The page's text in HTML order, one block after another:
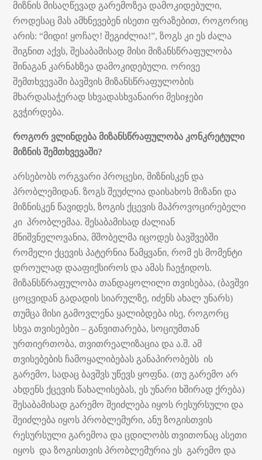
მიზნის მისაღწევად გარემოზეა დამოკიდებული,
როდესაც მას ამხნევებენ ისეთი ფრაზებით, როგორიც
არის: “მიდი! ყოჩაღ! შეგიძლია!”, ზოგს კი ეს ძალა
შიგნით აქვს, შესაბამისად მისი მიზანსწრაფულობა
შინაგან კარნახზეა დამოკიდებული. ორივე
შემთხვევაში ბავშვის მიზანსწრაფულობის
მხარდასაჭერად სხვადასხვანაირი მესიჯები
გვჭირდება.
როგორ ვლინდება მიზანსწრაფულობა კონკრეტული
მიზნის შემთხვევაში?
არსებობს ორგვარი პროცესი, მიზნისკენ და
პრობლემიდან. ზოგს შეუძლია დაისახოს მიზანი და
მიზნისკენ წავიდეს, ზოგის ქცევის მაპროვოცირებელი
კი პრობლემაა. შესაბამისად ძალიან
მნიშვნელოვანია, მშობელმა იცოდეს ბავშვებში
რომელი ქცევის პატერნია წამყვანი, რომ ეს მომენტი
დროულად დააფიქსიროს და ამას ჩაეჭიდოს.
მიზანსწრაფულობა თანდაყოლილი თვისებაა, (ბავშვი
ცოცვიდან გადადის სიარულზე, იძენს ახალ უნარს)
თუმცა მისი გამოვლენა ყალიბდება ისე, როგორც
სხვა თვისებები – განვითარება, სოციუმთან
ურთიერთობა, თვითრეალიზაცია და ა.შ. ამ
თვისებების ჩამოყალიბებას განაპირობებს ის
გარემო, სადაც ბავშვს უწევს ყოფნა. (თუ გარემო არ
ახდენს ქცევის წახალისებას, ეს უნარი ხშირად ქრება)
შესაბამისად გარემო შეიძლება იყოს რესურსული და
შეიძლება იყოს პრობლემური, ანუ ზოგისთვის
რესურსული გარემოა და ცდილობს თვითონაც ასეთი
იყოს და ზოგისთვის პრობლემურია ეს გარემო და